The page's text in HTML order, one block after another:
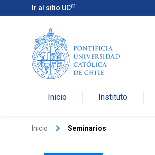
Ir al sitio UC
Inicio Instituto
Inicio keyboard_arrow_right Seminarios